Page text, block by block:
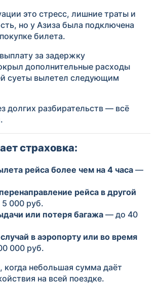
это стресс, лишние траты и
но у Азиза была подключена
билета.
за задержку
дополнительные расходы
суеты вылетел следующим
долгих разбирательств — всё
страховка:
рейса более чем на 4 часа —
рейса в другой
000 руб.
или потеря багажа — до 40
в аэропорту или во время
000 руб.
когда небольшая сумма даёт
на всей поездке.